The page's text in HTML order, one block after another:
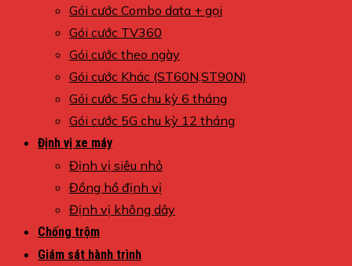
Gói cước Combo data + gọi
Gói cước TV360
Gói cước theo ngày
Gói cước Khác (ST60N,ST90N)
Gói cước 5G chu kỳ 6 tháng
Gói cước 5G chu kỳ 12 tháng
Định vị xe máy
Định vị siêu nhỏ
Đồng hồ định vị
Định vị không dây
Chống trộm
Giám sát hành trình